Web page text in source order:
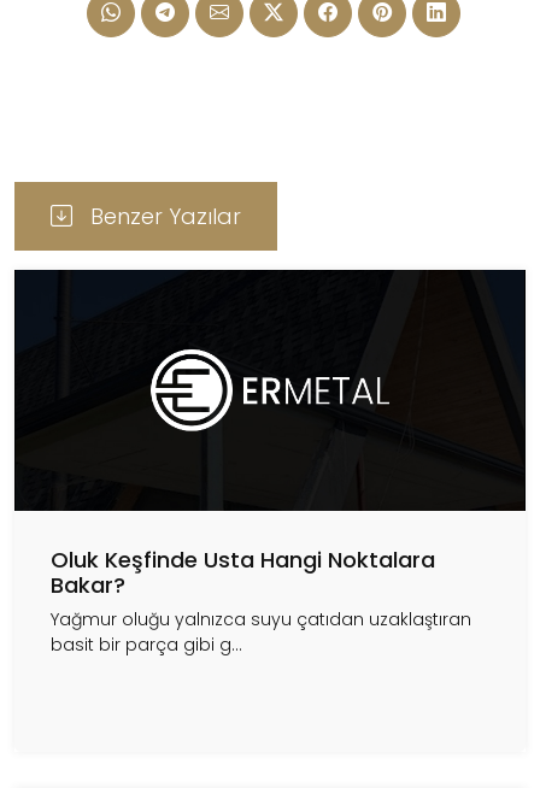
Benzer Yazılar
Oluk Keşfinde Usta Hangi Noktalara
Bakar?
Yağmur oluğu yalnızca suyu çatıdan uzaklaştıran
basit bir parça gibi g...